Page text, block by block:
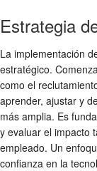
Estrategia
La implementación
estratégico.
como el
aprender, ajustar y
más amplia. Es
y evaluar el impacto
empleado. Un
confianza en la